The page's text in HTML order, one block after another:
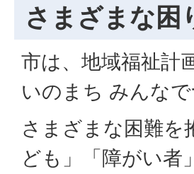
さまざまな困
市は、地域福祉計
いのまち みんな
さまざまな困難を
ども」「障がい者